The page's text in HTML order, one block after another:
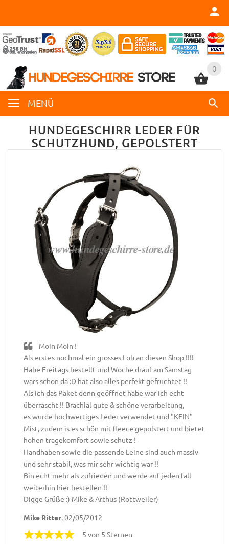
0
MENÜ
0
HUNDEGESCHIRR LEDER FÜR
SCHUTZHUND, GEPOLSTERT
Moin Moin !
Als erstes nochmal ein grosses Lob an diesen Shop !!!!
Habe Freitags bestellt und Woche drauf am Samstag
wars schon da :D hat also alles perfekt gefruchtet !!
Als ich das Paket denn geöffnet habe war ich echt
überrascht !! Brachial gute & schöne verarbeitung,
es wurde hochwertiges Leder verwendet und "KEIN"
Mist, zudem is es schön mit fleece gepolstert und bietet
hohen tragekomfort sowie schutz !
Handhaben sowie die passende Leine sind auch massiv
und sehr stabil, was mir sehr wichtig war !!
Bin echt mehr als zufrieden und werde auf jeden fall
weiterhin hier bestellen !!
Digge Grüße :) Mike & Arthus (Rottweiler)
Mike Ritter, 02/05/2012
5 von 5 Sternen